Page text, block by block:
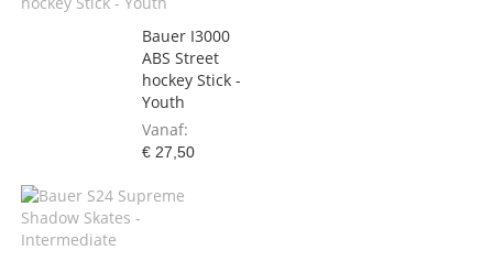
Bauer I3000
ABS Street
hockey Stick -
Youth
Vanaf
€ 27,50